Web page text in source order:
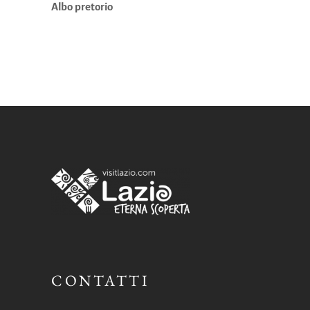
Albo pretorio
CONTATTI